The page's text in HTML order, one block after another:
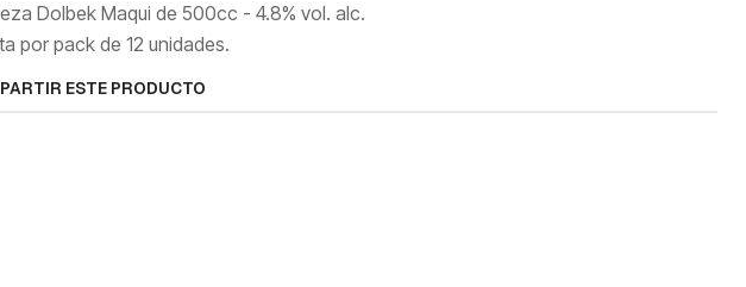
Dolbek Maqui de 500cc - 4.8% vol. alc.
por pack de 12 unidades.
ESTE PRODUCTO